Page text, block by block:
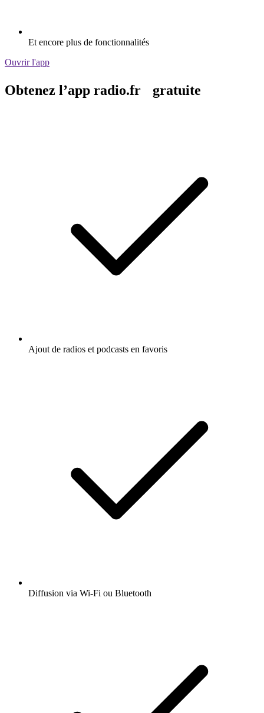
Et encore plus de fonctionnalités
Ouvrir l'app
Obtenez l’app radio.fr gratuite
Ajout de radios et podcasts en favoris
Diffusion via Wi-Fi ou Bluetooth